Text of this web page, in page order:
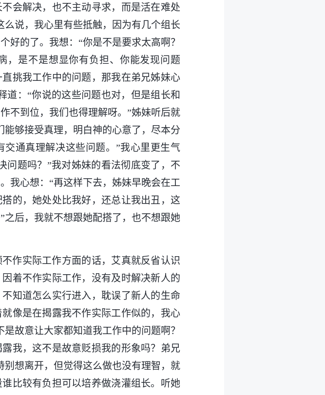
会解决，也不主动寻求，而是活在难处
说，我心里有些抵触，因为有几个组长
好的了。我想：“你是不是要求太高啊？
，是不是想显你有负担、你能发现问题
挑我工作中的问题，那我在弟兄姊妹心
道：“你说的这些问题也对，但是组长和
不到位，我们也得理解呀。”姊妹听后就
够接受真理，明白神的心意了，尽本分
通真理解决这些问题。”我心里更生气
问题吗？”我对姊妹的看法彻底变了，不
我心想：“再这样下去，姊妹早晚会在工
的，她处处比我好，还总让我出丑，这
后，我就不想跟她配搭了，也不想跟她
作实际工作方面的话，艾真就反省认识
着不作实际工作，没有及时解决新人的
知道怎么实行进入，耽误了新人的生命
像是在揭露我不作实际工作似的，我心
故意让大家都知道我工作中的问题啊？
我，这不是故意贬损我的形象吗？弟兄
想离开，但觉得这么做也没有理智，就
比较有负担可以培养做浇灌组长。听她